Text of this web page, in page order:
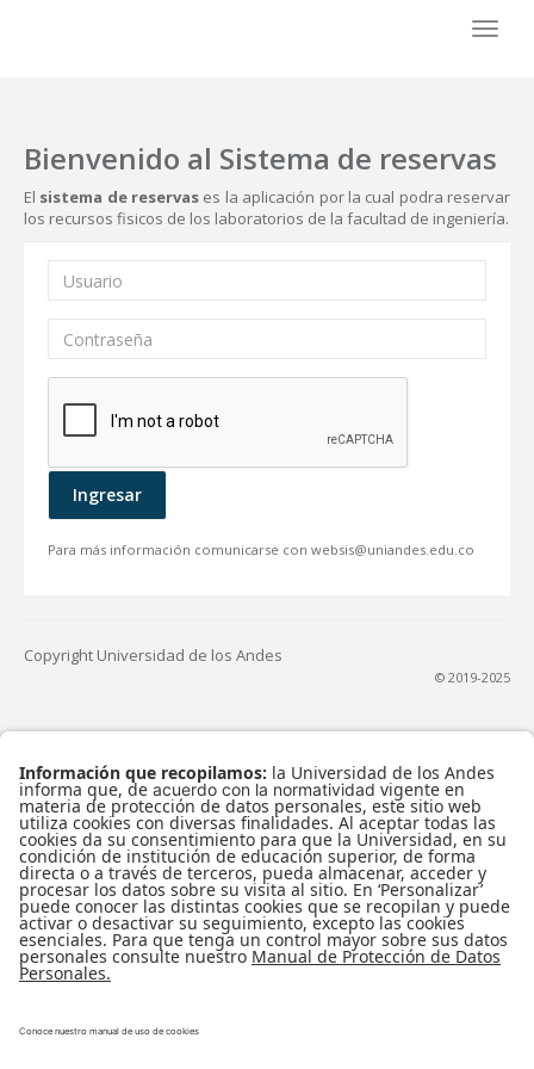
Bienvenido al Sistema de reservas
El sistema de reservas es la aplicación por la cual podra reservar
los recursos fisicos de los laboratorios de la facultad de ingeniería.
Ingresar
Para más información comunicarse con websis@uniandes.edu.co
Copyright Universidad de los Andes
© 2019-2025
Apoyo Financiero|Adminisiones y Registro|Biblioteca|Sicuaplus|
Agenda y Eventos| Decanatura de Estudiantes
Universidad de los Andes | Vigilada Mineducación